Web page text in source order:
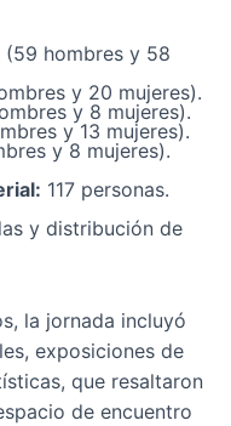
(59 hombres y 58
y 20 mujeres).
y 8 mujeres).
y 13 mujeres).
y 8 mujeres).
117 personas.
y distribución de
la jornada incluyó
exposiciones de
que resaltaron
de encuentro